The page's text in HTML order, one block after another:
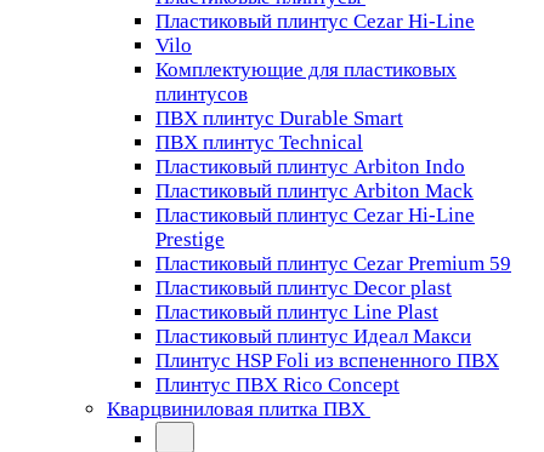
Пластиковый плинтус Cezar Hi-Line
Vilo
Комплектующие для пластиковых
плинтусов
ПВХ плинтус Durable Smart
ПВХ плинтус Technical
Пластиковый плинтус Arbiton Indo
Пластиковый плинтус Arbiton Mack
Пластиковый плинтус Cezar Hi-Line
Prestige
Пластиковый плинтус Cezar Premium 59
Пластиковый плинтус Decor plast
Пластиковый плинтус Line Plast
Пластиковый плинтус Идеал Макси
Плинтус HSP Foli из вспененного ПВХ
Плинтус ПВХ Rico Concept
Кварцвиниловая плитка ПВХ